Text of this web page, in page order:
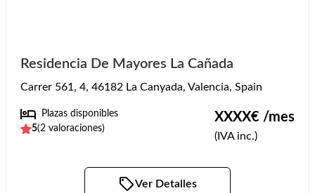
Residencia De Mayores La Cañada
Carrer 561, 4, 46182 La Canyada, Valencia, Spain
Plazas disponibles
5(2 valoraciones)
XXXX€ /mes
(IVA inc.)
Ver Detalles